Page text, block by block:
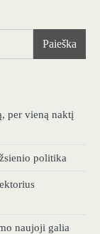
Paieška
per vieną naktį
politika
naujoji galia